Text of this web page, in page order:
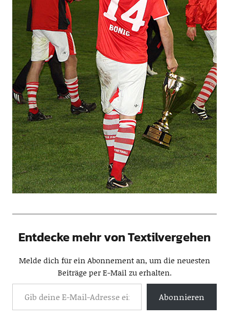
Entdecke mehr von Textilvergehen
Melde dich für ein Abonnement an, um die neuesten
Beiträge per E-Mail zu erhalten.
Abonnieren